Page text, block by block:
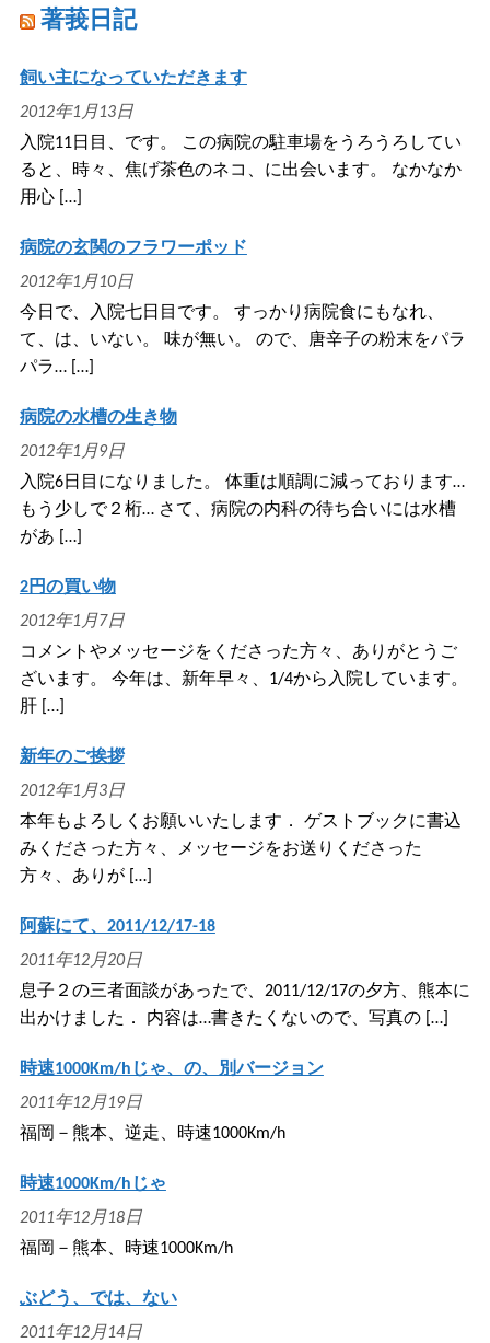
著莪日記
飼い主になっていただきます
2012年1月13日
入院11日目、です。 この病院の駐車場をうろうろしてい
ると、時々、焦げ茶色のネコ、に出会います。 なかなか
用心 […]
病院の玄関のフラワーポッド
2012年1月10日
今日で、入院七日目です。 すっかり病院食にもなれ、
て、は、いない。 味が無い。 ので、唐辛子の粉末をパラ
パラ… […]
病院の水槽の生き物
2012年1月9日
入院6日目になりました。 体重は順調に減っております…
もう少しで２桁… さて、病院の内科の待ち合いには水槽
があ […]
2円の買い物
2012年1月7日
コメントやメッセージをくださった方々、ありがとうご
ざいます。 今年は、新年早々、1/4から入院しています。
肝 […]
新年のご挨拶
2012年1月3日
本年もよろしくお願いいたします． ゲストブックに書込
みくださった方々、メッセージをお送りくださった
方々、ありが […]
阿蘇にて、2011/12/17-18
2011年12月20日
息子２の三者面談があったで、2011/12/17の夕方、熊本に
出かけました． 内容は…書きたくないので、写真の […]
時速1000Km/hじゃ、の、別バージョン
2011年12月19日
福岡－熊本、逆走、時速1000Km/h
時速1000Km/hじゃ
2011年12月18日
福岡－熊本、時速1000Km/h
ぶどう、では、ない
2011年12月14日